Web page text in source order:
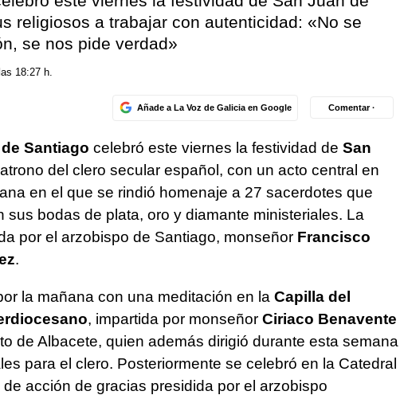
religiosos a trabajar con autenticidad: «No se
se nos pide verdad»
18:27 h.
Añade a La Voz de Galicia en Google Comentar ·
Santiago celebró este viernes la festividad de San
del clero secular español, con un acto central en
en el que se rindió homenaje a 27 sacerdotes que
sus bodas de plata, oro y diamante ministeriales. La
por el arzobispo de Santiago, monseñorFrancisco
.
la mañana con una meditación en la Capilla del
, impartida por monseñor Ciriaco Benavente
de Albacete, quien además dirigió durante esta semana
para el clero. Posteriormente se celebró en la Catedral
acción de gracias presidida por el arzobispo